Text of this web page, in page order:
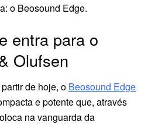
o Beosound Edge.
entra para o
Olufsen
de hoje, o Beosound Edge
e potente que, através
na vanguarda da